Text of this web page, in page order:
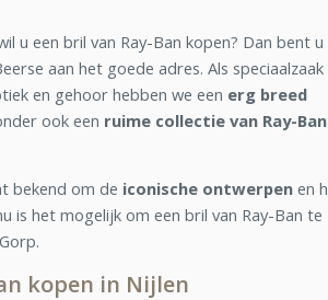
u een bril van Ray-Ban kopen? Dan bent
aan het goede adres. Als speciaalzaak
en gehoor hebben we een erg breed
ook een ruime collectie van Ray-
bekend om de iconische ontwerpen en
is het mogelijk om een bril van Ray-Ban te
kopen in Nijlen